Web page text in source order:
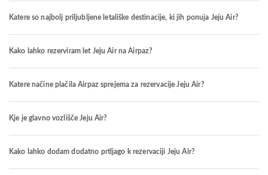
Katere so najbolj priljubljene letališke destinacije, ki jih ponuja Jeju Air?
Kako lahko rezerviram let Jeju Air na Airpaz?
Katere načine plačila Airpaz sprejema za rezervacije Jeju Air?
Kje je glavno vozlišče Jeju Air?
Kako lahko dodam dodatno prtljago k rezervaciji Jeju Air?